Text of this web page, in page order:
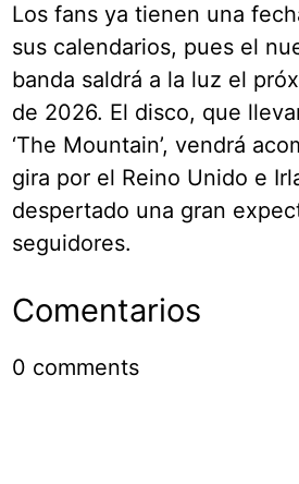
Los fans ya tienen una
sus calendarios, pues el
banda saldrá a la luz el
de 2026. El disco, que
‘The Mountain’, vendrá
gira por el Reino Unido e
despertado una gran
seguidores.
Comentarios
0 comments